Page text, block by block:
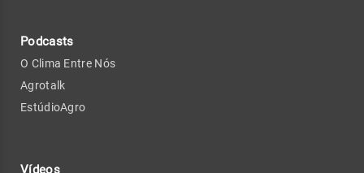
Podcasts
O Clima Entre Nós
Agrotalk
EstúdioAgro
Vídeos